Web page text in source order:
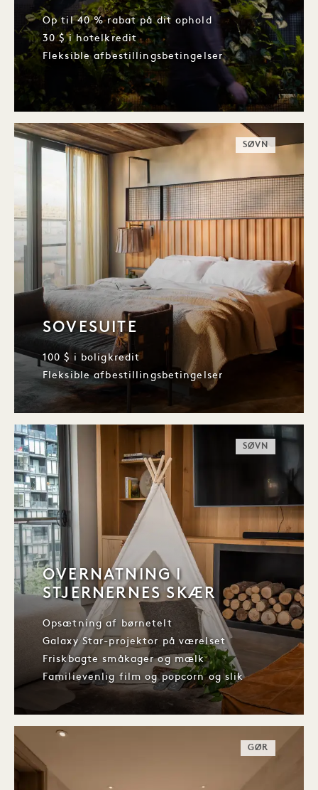
Op til 40 % rabat på dit ophold
30 $ i hotelkredit
Fleksible afbestillingsbetingelser
SØVN
SOVESUITE
100 $ i boligkredit
Fleksible afbestillingsbetingelser
SØVN
OVERNATNING I
STJERNERNES SKÆR
Opsætning af børnetelt
Galaxy Star-projektor på værelset
Friskbagte småkager og mælk
Familievenlig film og popcorn og slik
GØR